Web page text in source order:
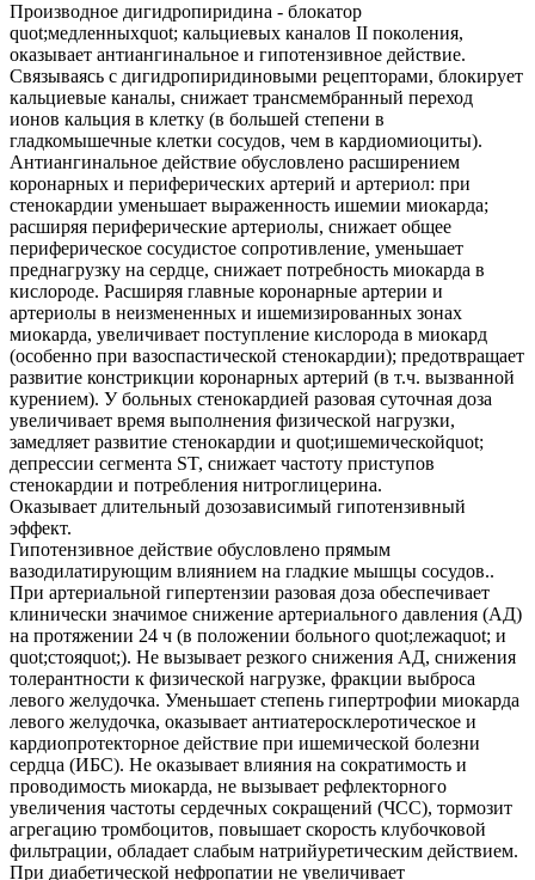
Производное дигидропиридина - блокатор
quot;медленныхquot; кальциевых каналов II поколения,
оказывает антиангинальное и гипотензивное действие.
Связываясь с дигидропиридиновыми рецепторами, блокирует
кальциевые каналы, снижает трансмембранный переход
ионов кальция в клетку (в большей степени в
гладкомышечные клетки сосудов, чем в кардиомиоциты).
Антиангинальное действие обусловлено расширением
коронарных и периферических артерий и артериол: при
стенокардии уменьшает выраженность ишемии миокарда;
расширяя периферические артериолы, снижает общее
периферическое сосудистое сопротивление, уменьшает
преднагрузку на сердце, снижает потребность миокарда в
кислороде. Расширяя главные коронарные артерии и
артериолы в неизмененных и ишемизированных зонах
миокарда, увеличивает поступление кислорода в миокард
(особенно при вазоспастической стенокардии); предотвращает
развитие констрикции коронарных артерий (в т.ч. вызванной
курением). У больных стенокардией разовая суточная доза
увеличивает время выполнения физической нагрузки,
замедляет развитие стенокардии и quot;ишемическойquot;
депрессии сегмента ST, снижает частоту приступов
стенокардии и потребления нитроглицерина.
Оказывает длительный дозозависимый гипотензивный
эффект.
Гипотензивное действие обусловлено прямым
вазодилатирующим влиянием на гладкие мышцы сосудов..
При артериальной гипертензии разовая доза обеспечивает
клинически значимое снижение артериального давления (АД)
на протяжении 24 ч (в положении больного quot;лежаquot; и
quot;стояquot;). Не вызывает резкого снижения АД, снижения
толерантности к физической нагрузке, фракции выброса
левого желудочка. Уменьшает степень гипертрофии миокарда
левого желудочка, оказывает антиатеросклеротическое и
кардиопротекторное действие при ишемической болезни
сердца (ИБС). Не оказывает влияния на сократимость и
проводимость миокарда, не вызывает рефлекторного
увеличения частоты сердечных сокращений (ЧСС), тормозит
агрегацию тромбоцитов, повышает скорость клубочковой
фильтрации, обладает слабым натрийуретическим действием.
При диабетической нефропатии не увеличивает